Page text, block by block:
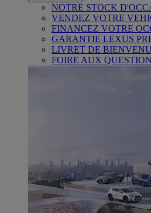
NOTRE STOCK
VENDEZ VOTRE
FINANCEZ VOTRE
GARANTIE LEXUS
LIVRET DE
FOIRE AUX